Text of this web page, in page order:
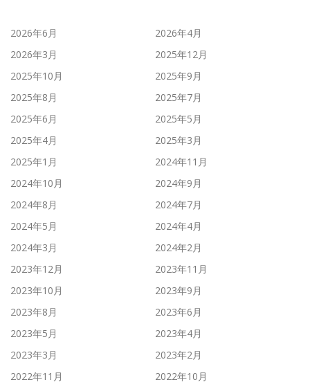
2026年6月
2026年4月
2026年3月
2025年12月
2025年10月
2025年9月
2025年8月
2025年7月
2025年6月
2025年5月
2025年4月
2025年3月
2025年1月
2024年11月
2024年10月
2024年9月
2024年8月
2024年7月
2024年5月
2024年4月
2024年3月
2024年2月
2023年12月
2023年11月
2023年10月
2023年9月
2023年8月
2023年6月
2023年5月
2023年4月
2023年3月
2023年2月
2022年11月
2022年10月